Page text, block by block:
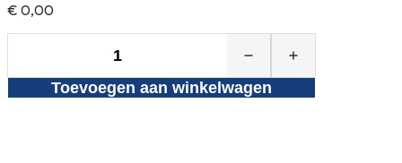
€ 0,00
of
Life
Toevoegen aan winkelwagen